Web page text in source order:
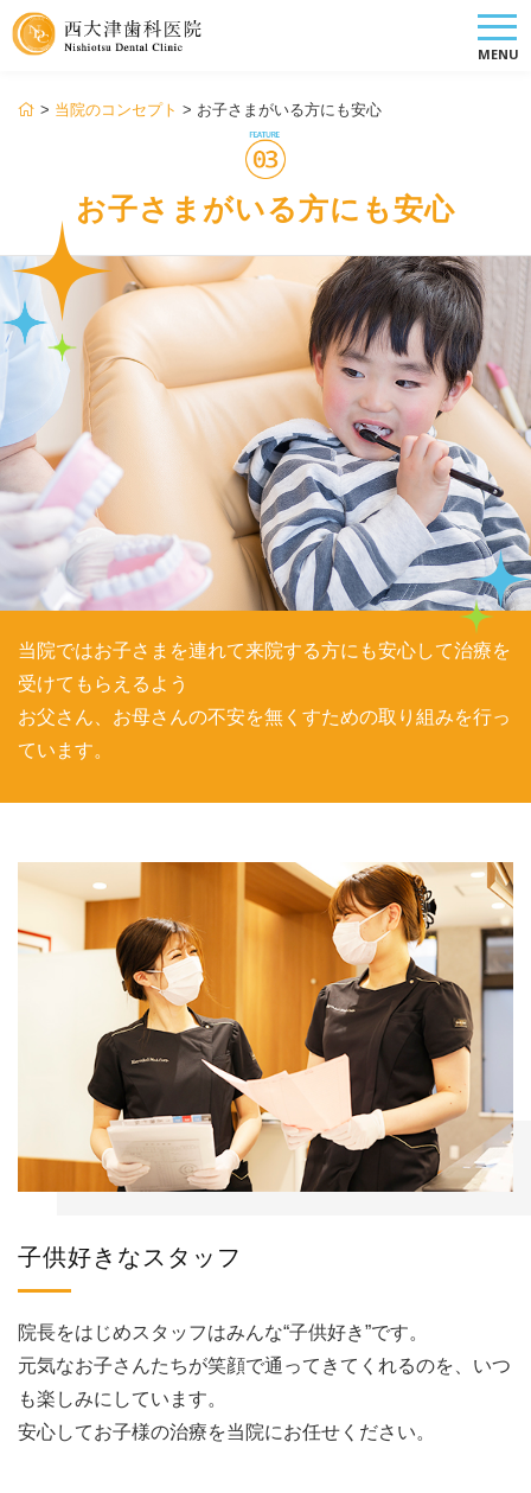
MENU
> 当院のコンセプト > お子さまがいる方にも安心
お子さまがいる方にも安心
当院ではお子さまを連れて来院する方にも安心して治療を
受けてもらえるよう
お父さん、お母さんの不安を無くすための取り組みを行っ
ています。
子供好きなスタッフ
院長をはじめスタッフはみんな“子供好き”です。
元気なお子さんたちが笑顔で通ってきてくれるのを、いつ
も楽しみにしています。
安心してお子様の治療を当院にお任せください。
お問い合わせ
初めての方のみWEB予
約